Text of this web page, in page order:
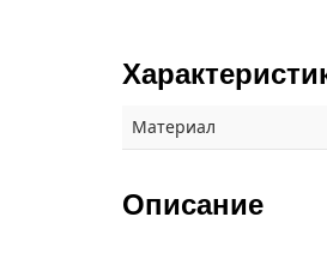
Материал
Описание